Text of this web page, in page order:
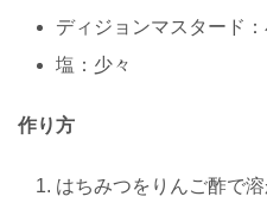
ディジョンマスタード
塩：少々
作り方
はちみつをりんご酢で